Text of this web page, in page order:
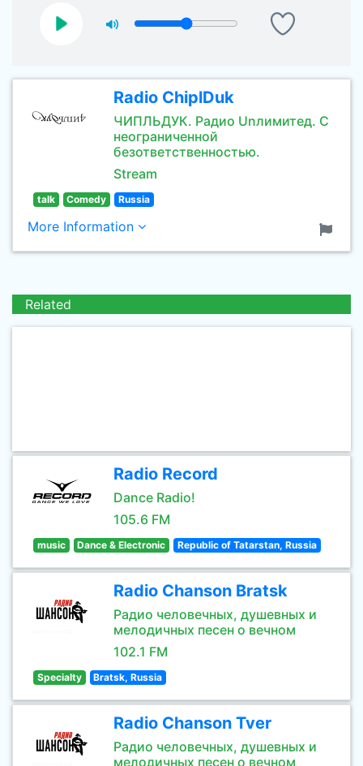
Radio ChiplDuk
ЧИПЛЬДУК. Радио Unлимитед. С
неограниченной
безответственностью.
Stream
talk Comedy Russia
More Information
Related
Radio Record
Dance Radio!
105.6 FM
music Dance & Electronic Republic of Tatarstan, Russia
Radio Chanson Bratsk
Радио человечных, душевных и
мелодичных песен о вечном
102.1 FM
Specialty Bratsk, Russia
Radio Chanson Tver
Радио человечных, душевных и
мелодичных песен о вечном